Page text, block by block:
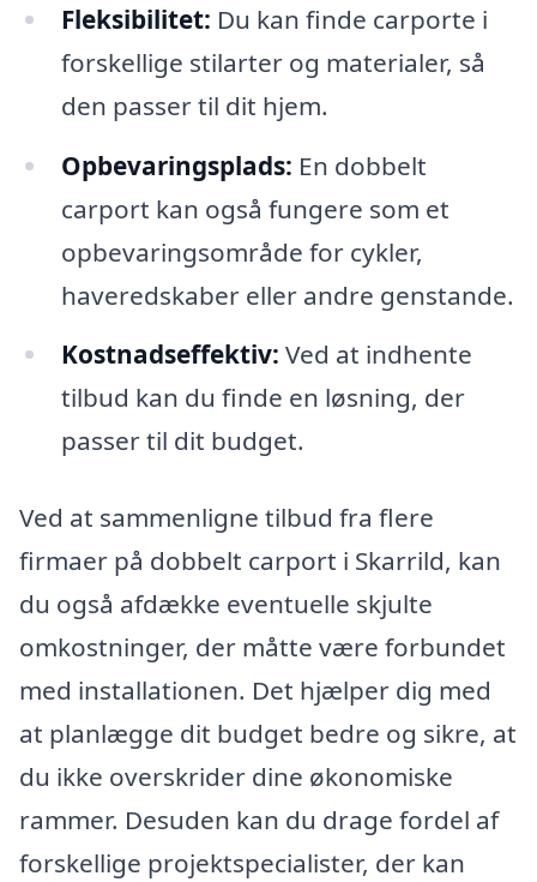
Fleksibilitet: Du kan finde carporte i
forskellige stilarter og materialer, så
den passer til dit hjem.
Opbevaringsplads: En dobbelt
carport kan også fungere som et
opbevaringsområde for cykler,
haveredskaber eller andre genstande.
Kostnadseffektiv: Ved at indhente
tilbud kan du finde en løsning, der
passer til dit budget.
Ved at sammenligne tilbud fra flere
firmaer på dobbelt carport i Skarrild, kan
du også afdække eventuelle skjulte
omkostninger, der måtte være forbundet
med installationen. Det hjælper dig med
at planlægge dit budget bedre og sikre, at
du ikke overskrider dine økonomiske
rammer. Desuden kan du drage fordel af
forskellige projektspecialister, der kan